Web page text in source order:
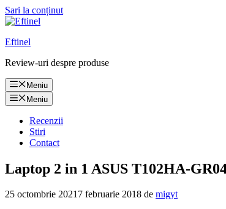
Sari la conținut
Eftinel
Review-uri despre produse
Meniu
Meniu
Recenzii
Stiri
Contact
Laptop 2 in 1 ASUS T102HA-
25 octombrie 20217 februarie 2018 de migyt